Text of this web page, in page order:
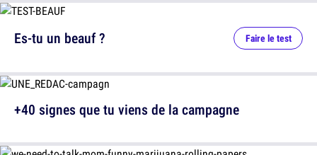
Es-tu un beauf ? Faire le test
+40 signes que tu viens de la campagne